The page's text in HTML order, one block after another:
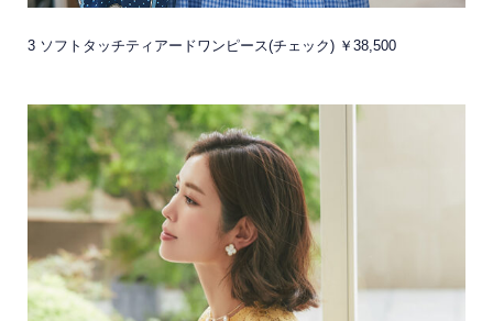
3 ソフトタッチティアードワンピース(チェック) ￥38,500